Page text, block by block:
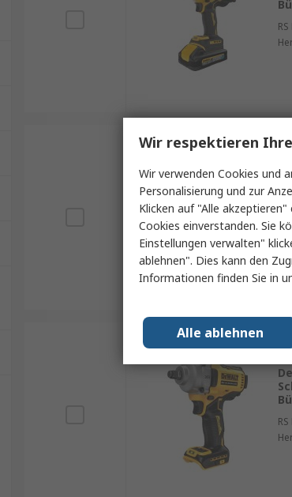
Wir respektieren
Wir verwenden Cookies und
Personalisierung und zur
Klicken auf "Alle
Cookies einverstanden. Sie
Einstellungen verwalten"
ablehnen". Dies kann den
Informationen finden Sie in
Alle ablehnen